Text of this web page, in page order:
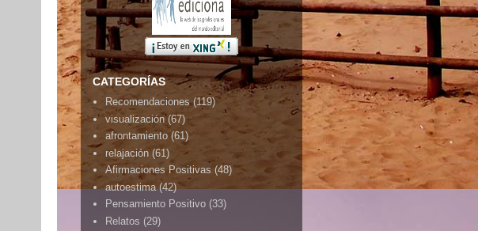
CATEGORÍAS
Recomendaciones (119)
visualización (67)
afrontamiento (61)
relajación (61)
Afirmaciones Positivas (48)
autoestima (42)
Pensamiento Positivo (33)
Relatos (29)